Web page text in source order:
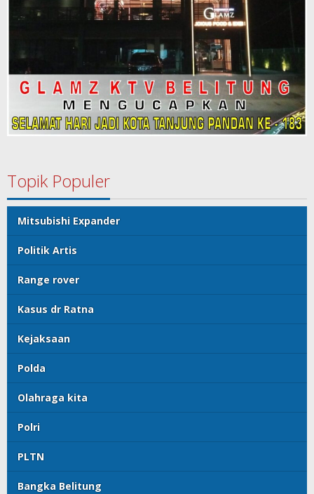
Topik Populer
Mitsubishi Expander
Politik Artis
Range rover
Kasus dr Ratna
Kejaksaan
Polda
Olahraga kita
Polri
PLTN
Bangka Belitung